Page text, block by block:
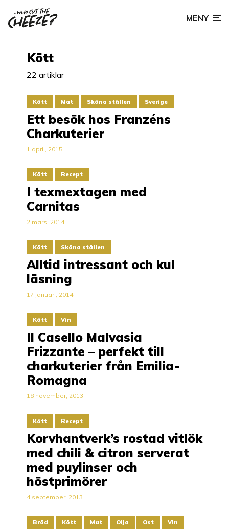
MENY
Kött
22 artiklar
Kött Mat Sköna ställen Sverige
Ett besök hos Franzéns
Charkuterier
1 april, 2015
Kött Recept
I texmextagen med
Carnitas
2 mars, 2014
Kött Sköna ställen
Alltid intressant och kul
läsning
17 januari, 2014
Kött Vin
Il Casello Malvasia
Frizzante – perfekt till
charkuterier från Emilia-
Romagna
18 november, 2013
Kött Recept
Korvhantverk’s rostad vitlök
med chili & citron serverat
med puylinser och
höstprimörer
4 september, 2013
Bröd Kött Mat Olja Ost Vin